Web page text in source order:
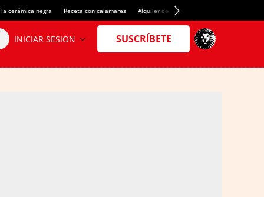
cerámica negra Receta con calamares Alquiler de habitaciones en España